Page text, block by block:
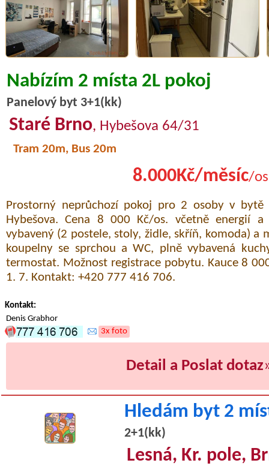
Nabízím 2 místa 2L pokoj
Panelový byt 3+1(kk)
Staré Brno, Hybešova 64/31
Tram 20m, Bus 20m
8.000Kč/měsíc/
Prostorný neprůchozí pokoj pro 2 osoby v
Hybešova. Cena 8 000 Kč/os. včetně energií
vybavený (2 postele, stoly, židle, skříň, komoda) a
koupelny se sprchou a WC, plně vybavená
termostat. Možnost registrace pobytu. Kauce 8
1. 7. Kontakt: +420 777 416 706.
Kontakt:
Denis Grabhor
3x foto
Detail a Poslat dotaz
Hledám byt 2
2+1(kk)
Lesná, Kr. pole,